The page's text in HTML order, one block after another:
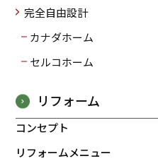
完全自由設計
カナダホーム
セルコホーム
リフォーム
コンセプト
リフォームメニュー